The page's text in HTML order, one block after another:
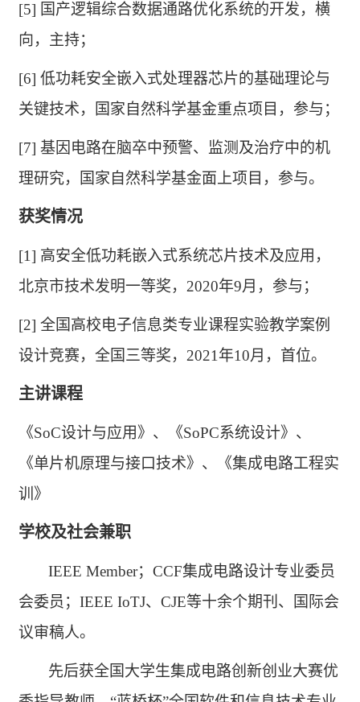
[5] 国产逻辑综合数据通路优化系统的开发，横
向，主持；
[6]低功耗安全嵌入式处理器芯片的基础理论与
关键技术，国家自然科学基金重点项目，参与；
[7]基因电路在脑卒中预警、监测及治疗中的机
理研究，国家自然科学基金面上项目，参与。
获奖情况
[1] 高安全低功耗嵌入式系统芯片技术及应用，
北京市技术发明一等奖， 2020年9月 ，参与 ；
[2]全国高校电子信息类专业课程实验教学案例
设计竞赛，全国三等奖， 2021 年10月 ，首位。
主讲课程
《SoC设计与应用》、《SoPC系统设计》、
《单片机原理与接口技术》 、《集成电路工程实
训》
学校及社会兼职
IEEE Member；CCF集成电路设计专业委员
会委员；IEEEIoTJ、CJE等十余个期刊、 国际会
议审稿人。
先后获全国大学生集成电路创新创业大赛优